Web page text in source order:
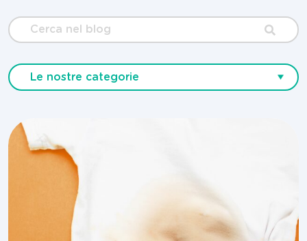
Cerca
nel
Le nostre categorie